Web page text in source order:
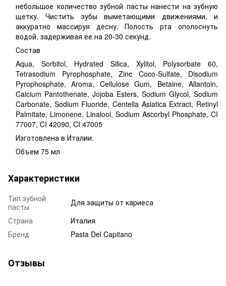
небольшое количество зубной пасты нанести на зубную
щетку. Чистить зубы выметающими движениями, и
аккуратно массируя десну. Полость рта ополоснуть
водой, задерживая ее на 20-30 секунд.
Состав
Aqua, Sorbitol, Hydrated Silica, Xylitol, Polysorbate 60,
Tetrasodium Pyrophosphate, Zinc Coco-Sulfate, Disodium
Pyrophosphate, Aroma, Cellulose Gum, Betaine, Allantoin,
Calcium Pantothenate, Jojoba Esters, Sodium Glycol, Sodium
Carbonate, Sodium Fluoride, Centella Asiatica Extract, Retinyl
Palmitate, Limonene, Linalool, Sodium Ascorbyl Phosphate, CI
77007, CI 42090, CI 47005
Изготовлена ​​в Италии.
Объем 75 мл
Характеристики
Тип зубной
пасты
Для защиты от кариеса
Страна
Италия
Бренд
Pasta Del Capitano
Отзывы